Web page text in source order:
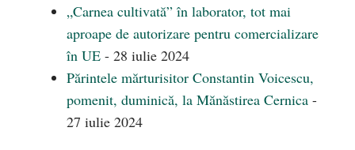
„Carnea cultivată” în laborator, tot mai
aproape de autorizare pentru comercializare
în UE - 28 iulie 2024
Părintele mărturisitor Constantin Voicescu,
pomenit, duminică, la Mănăstirea Cernica -
27 iulie 2024